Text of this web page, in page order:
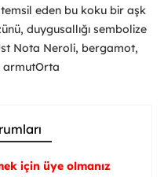
temsil eden bu koku bir aşk
duygusallığı sembolize
Nota Neroli, bergamot,
için üye olmanız